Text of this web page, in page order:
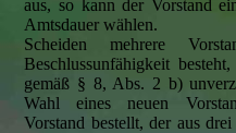
aus, so kann der Vorstand
Amtsdauer wählen.
Scheiden mehrere
Beschlussunfähigkeit
gemäß § 8, Abs. 2 b)
Wahl eines neuen
Vorstand bestellt, der aus